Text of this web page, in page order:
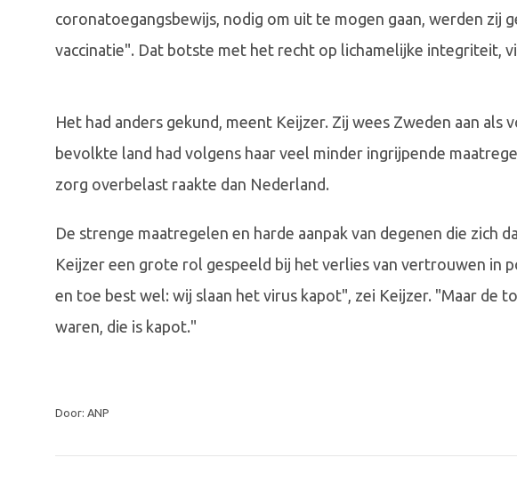
coronatoegangsbewijs, nodig om uit te mogen gaan, werden zij
vaccinatie". Dat botste met het recht op lichamelijke integriteit,
Het had anders gekund, meent Keijzer. Zij wees Zweden aan als
bevolkte land had volgens haar veel minder ingrijpende
zorg overbelast raakte dan Nederland.
De strenge maatregelen en harde aanpak van degenen die zich
Keijzer een grote rol gespeeld bij het verlies van vertrouwen in
en toe best wel: wij slaan het virus kapot", zei Keijzer. "Maar de
waren, die is kapot."
Door: ANP